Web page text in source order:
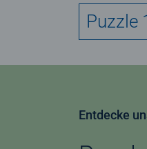
Puzzle
Entdecke